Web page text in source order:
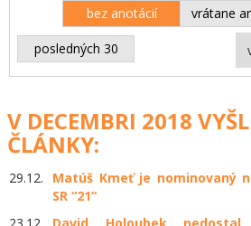
bez anotácií vrátane
posledných 30
V DECEMBRI 2018
ČLÁNKY:
29.12.
Matúš Kmeť je nominovaný
SR “21“